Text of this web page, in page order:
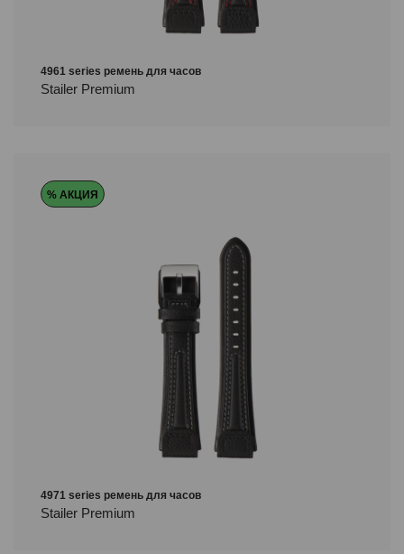
4961 series ремень для часов
Stailer Premium
% АКЦИЯ
4971 series ремень для часов
Stailer Premium